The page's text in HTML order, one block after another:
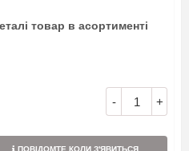
товар в асортименті
- +
ПОВІДОМТЕ КОЛИ З'ЯВИТЬСЯ